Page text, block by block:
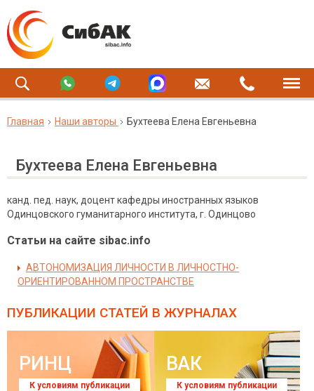
Главная Наши авторы Бухтеева Елена Евгеньевна
Бухтеева Елена Евгеньевна
канд. пед. наук, доцент кафедры иностранных языков
Одинцовского гуманитарного института, г. Одинцово
Статьи на сайте sibac.info
АВТОНОМИЗАЦИЯ ЛИЧНОСТИ В ЛИЧНОСТНО-
ОРИЕНТИРОВАННОМ ПРОСТРАНСТВЕ
ПУБЛИКАЦИИ СТАТЕЙ В ЖУРНАЛАХ
РИНЦ
К условиям публикации
ВАК
К условиям публикации